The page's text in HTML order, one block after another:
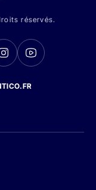
réservés.